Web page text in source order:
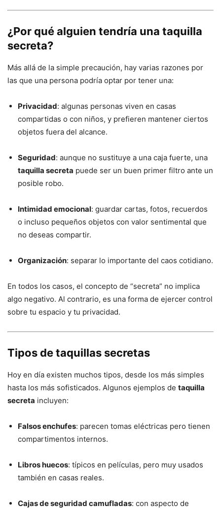
¿Por qué alguien tendría una taquilla
secreta?
Más allá de la simple precaución, hay varias razones por
las que una persona podría optar por tener una:
Privacidad: algunas personas viven en casas
compartidas o con niños, y prefieren mantener ciertos
objetos fuera del alcance.
Seguridad: aunque no sustituye a una caja fuerte, una
taquilla secreta puede ser un buen primer filtro ante un
posible robo.
Intimidad emocional: guardar cartas, fotos, recuerdos
o incluso pequeños objetos con valor sentimental que
no deseas compartir.
Organización: separar lo importante del caos cotidiano.
En todos los casos, el concepto de “secreta” no implica
algo negativo. Al contrario, es una forma de ejercer control
sobre tu espacio y tu privacidad.
Tipos de taquillas secretas
Hoy en día existen muchos tipos, desde los más simples
hasta los más sofisticados. Algunos ejemplos de taquilla
secreta incluyen:
Falsos enchufes: parecen tomas eléctricas pero tienen
compartimentos internos.
Libros huecos: típicos en películas, pero muy usados
también en casas reales.
Cajas de seguridad camufladas: con aspecto de